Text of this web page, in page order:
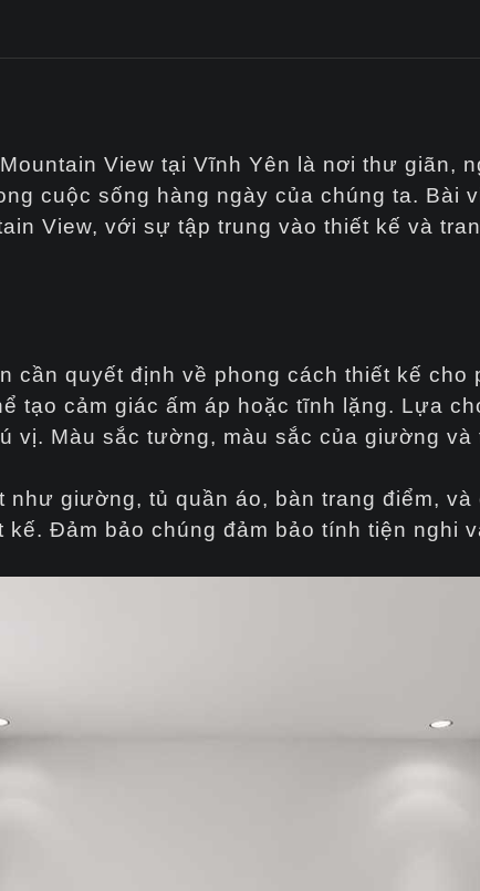
View tại Vĩnh Yên là nơi thư giãn,
cuộc sống hàng ngày của chúng ta. Bài
View, với sự tập trung vào thiết kế và
cần quyết định về phong cách thiết kế cho
tạo cảm giác ấm áp hoặc tĩnh lặng. Lựa
vị. Màu sắc tường, màu sắc của giường
như giường, tủ quần áo, bàn trang điểm,
Đảm bảo chúng đảm bảo tính tiện nghi